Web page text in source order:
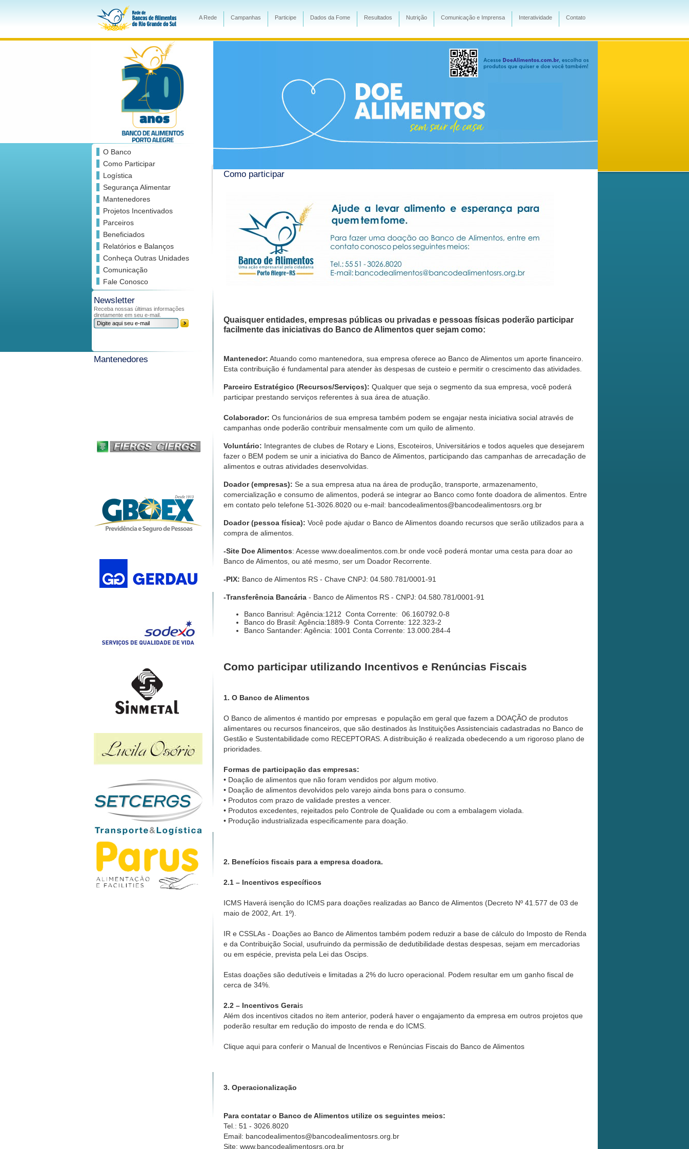
A Rede Campanhas Participe Dados da Fome Resultados Nutrição Comunicação e Imprensa Interatividade Contato
O Banco
Como Participar
Logística
Segurança Alimentar
Mantenedores
Projetos Incentivados
Parceiros
Beneficiados
Relatórios e Balanços
Conheça Outras Unidades
Comunicação
Fale Conosco
Newsletter
Receba nossas últimas informações
diretamente em seu e-mail.
Mantenedores
Como participar
Quaisquer entidades, empresas públicas ou privadas e pessoas físicas poderão participar
facilmente das iniciativas do Banco de Alimentos quer sejam como:
Mantenedor: Atuando como mantenedora, sua empresa oferece ao Banco de Alimentos um aporte financeiro.
Esta contribuição é fundamental para atender às despesas de custeio e permitir o crescimento das atividades.
Parceiro Estratégico (Recursos/Serviços): Qualquer que seja o segmento da sua empresa, você poderá
participar prestando serviços referentes à sua área de atuação.
Colaborador: Os funcionários de sua empresa também podem se engajar nesta iniciativa social através de
campanhas onde poderão contribuir mensalmente com um quilo de alimento.
Voluntário: Integrantes de clubes de Rotary e Lions, Escoteiros, Universitários e todos aqueles que desejarem
fazer o BEM podem se unir a iniciativa do Banco de Alimentos, participando das campanhas de arrecadação de
alimentos e outras atividades desenvolvidas.
Doador (empresas): Se a sua empresa atua na área de produção, transporte, armazenamento,
comercialização e consumo de alimentos, poderá se integrar ao Banco como fonte doadora de alimentos. Entre
em contato pelo telefone 51-3026.8020 ou e-mail: bancodealimentos@bancodealimentosrs.org.br
Doador (pessoa física): Você pode ajudar o Banco de Alimentos doando recursos que serão utilizados para a
compra de alimentos.
-Site Doe Alimentos: Acesse www.doealimentos.com.br onde você poderá montar uma cesta para doar ao
Banco de Alimentos, ou até mesmo, ser um Doador Recorrente.
-PIX: Banco de Alimentos RS - Chave CNPJ: 04.580.781/0001-91
-Transferência Bancária - Banco de Alimentos RS - CNPJ: 04.580.781/0001-91
Banco Banrisul: Agência:1212 Conta Corrente: 06.160792.0-8
Banco do Brasil: Agência:1889-9 Conta Corrente: 122.323-2
Banco Santander: Agência: 1001 Conta Corrente: 13.000.284-4
Como participar utilizando Incentivos e Renúncias Fiscais
1. O Banco de Alimentos
O Banco de alimentos é mantido por empresas e população em geral que fazem a DOAÇÃO de produtos
alimentares ou recursos financeiros, que são destinados às Instituições Assistenciais cadastradas no Banco de
Gestão e Sustentabilidade como RECEPTORAS. A distribuição é realizada obedecendo a um rigoroso plano de
prioridades.
Formas de participação das empresas:
• Doação de alimentos que não foram vendidos por algum motivo.
• Doação de alimentos devolvidos pelo varejo ainda bons para o consumo.
• Produtos com prazo de validade prestes a vencer.
• Produtos excedentes, rejeitados pelo Controle de Qualidade ou com a embalagem violada.
• Produção industrializada especificamente para doação.
2. Benefícios fiscais para a empresa doadora.
2.1 – Incentivos específicos
ICMS Haverá isenção do ICMS para doações realizadas ao Banco de Alimentos (Decreto Nº 41.577 de 03 de
maio de 2002, Art. 1º).
IR e CSSLAs - Doações ao Banco de Alimentos também podem reduzir a base de cálculo do Imposto de Renda
e da Contribuição Social, usufruindo da permissão de dedutibilidade destas despesas, sejam em mercadorias
ou em espécie, prevista pela Lei das Oscips.
Estas doações são dedutíveis e limitadas a 2% do lucro operacional. Podem resultar em um ganho fiscal de
cerca de 34%.
2.2 – Incentivos Gerais
Além dos incentivos citados no item anterior, poderá haver o engajamento da empresa em outros projetos que
poderão resultar em redução do imposto de renda e do ICMS.
Clique aqui para conferir o Manual de Incentivos e Renúncias Fiscais do Banco de Alimentos
3. Operacionalização
Para contatar o Banco de Alimentos utilize os seguintes meios:
Tel.: 51 - 3026.8020
Email: bancodealimentos@bancodealimentosrs.org.br
Site: www.bancodealimentosrs.org.br